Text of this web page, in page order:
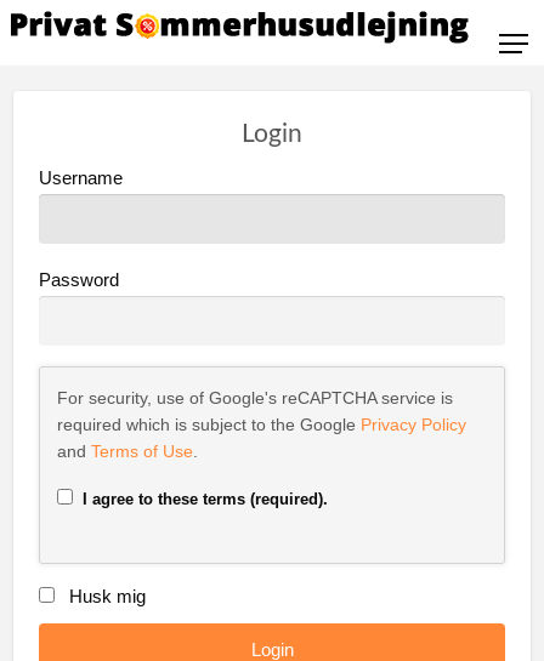
Login
Username
Password
For security, use of Google's reCAPTCHA service is
required which is subject to the Google Privacy Policy
and Terms of Use.
I agree to these terms (required).
Husk mig